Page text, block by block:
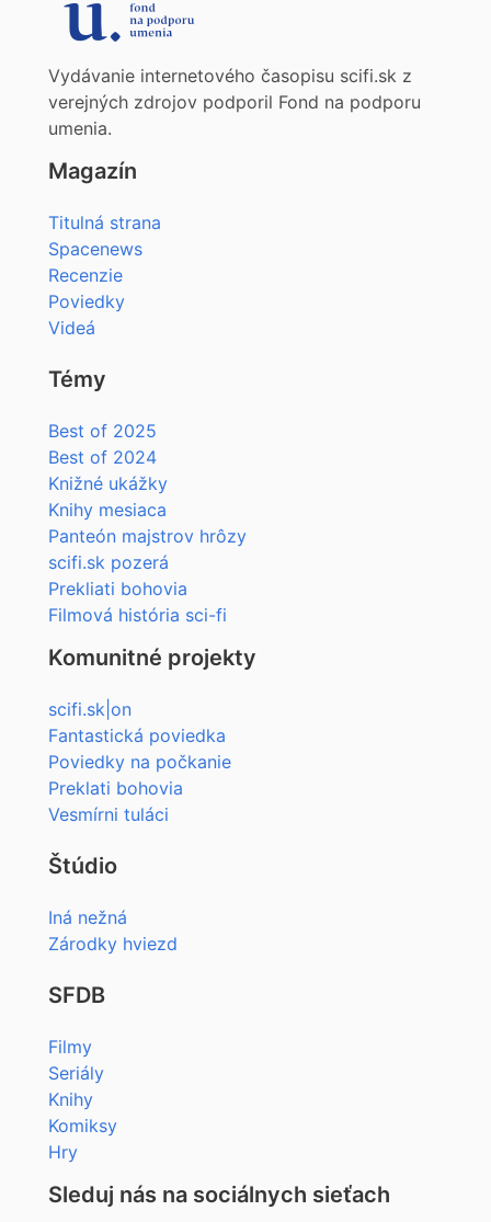
Vydávanie internetového časopisu scifi.sk z
verejných zdrojov podporil Fond na podporu
umenia.
Magazín
Titulná strana
Spacenews
Recenzie
Poviedky
Videá
Témy
Best of 2025
Best of 2024
Knižné ukážky
Knihy mesiaca
Panteón majstrov hrôzy
scifi.sk pozerá
Prekliati bohovia
Filmová história sci-fi
Komunitné projekty
scifi.sk|on
Fantastická poviedka
Poviedky na počkanie
Preklati bohovia
Vesmírni tuláci
Štúdio
Iná nežná
Zárodky hviezd
SFDB
Filmy
Seriály
Knihy
Komiksy
Hry
Sleduj nás na sociálnych sieťach